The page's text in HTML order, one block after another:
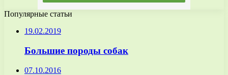
Популярные статьи
19.02.2019
Большие породы собак
07.10.2016